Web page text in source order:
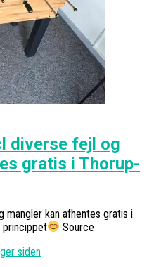
diverse fejl og
gratis i Thorup-
mangler kan afhentes gratis i
princippet
Source
siden